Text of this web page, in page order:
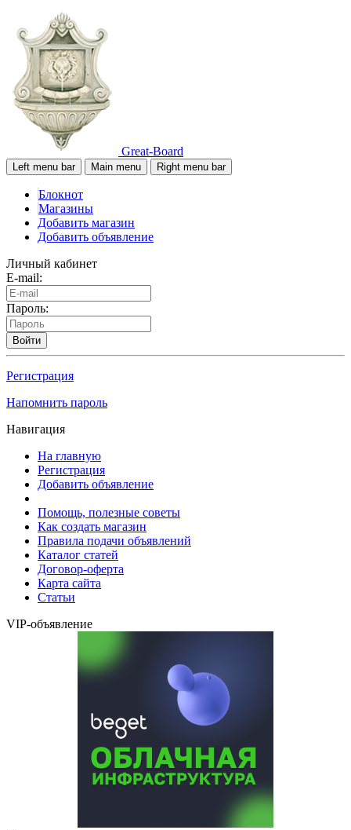
Great-Board
Left menu bar Main menu Right menu bar
Блокнот
Магазины
Добавить магазин
Добавить объявление
Личный кабинет
E-mail:
Пароль:
Войти
Регистрация
Напомнить пароль
Навигация
На главную
Регистрация
Добавить объявление
Помощь, полезные советы
Как создать магазин
Правила подачи объявлений
Каталог статей
Договор-оферта
Карта сайта
Статьи
VIP-объявление